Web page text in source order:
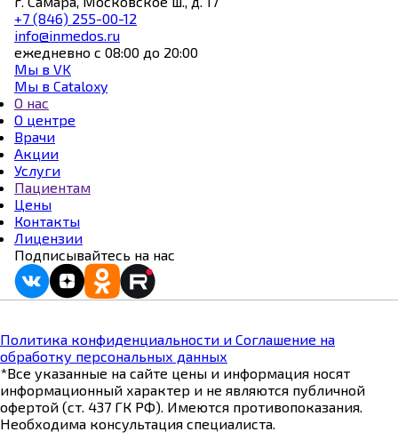
+7 (846) 255-00-12
info@inmedos.ru
ежедневно с 08:00 до 20:00
Мы в VK
Мы в Cataloxy
О нас
О центре
Врачи
Акции
Услуги
Пациентам
Цены
Контакты
Лицензии
Подписывайтесь на нас
Политика конфиденциальности и Соглашение на
обработку персональных данных
*Все указанные на сайте цены и информация носят
информационный характер и не являются публичной
офертой (ст. 437 ГК РФ). Имеются противопоказания.
Необходима консультация специалиста.